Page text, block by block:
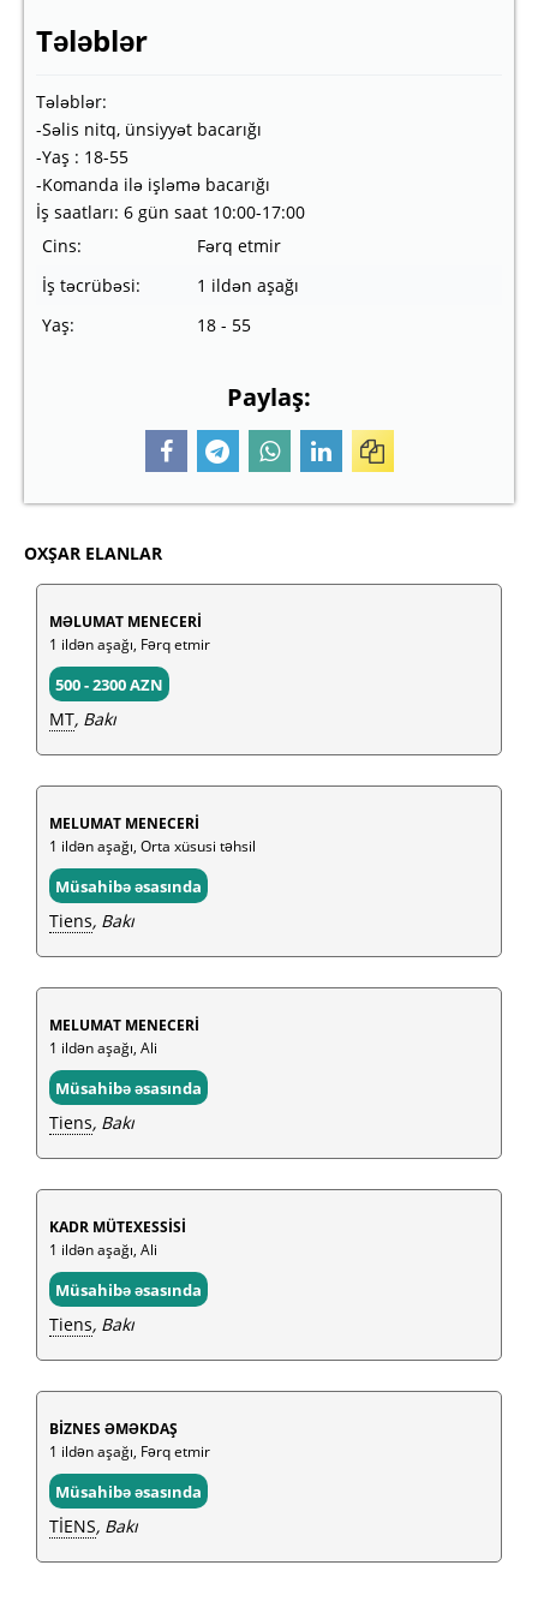
Tələblər
Tələblər:
-Səlis nitq, ünsiyyət bacarığı
-Yaş : 18-55
-Komanda ilə işləmə bacarığı
İş saatları: 6 gün saat 10:00-17:00
Cins:
Fərq etmir
İş təcrübəsi:
1 ildən aşağı
Yaş:
18 - 55
Paylaş:
OXŞAR ELANLAR
MƏLUMAT MENECERİ
1 ildən aşağı, Fərq etmir
500 - 2300 AZN
MT, Bakı
MELUMAT MENECERİ
1 ildən aşağı, Orta xüsusi təhsil
Müsahibə əsasında
Tiens, Bakı
MELUMAT MENECERİ
1 ildən aşağı, Ali
Müsahibə əsasında
Tiens, Bakı
KADR MÜTEXESSİSİ
1 ildən aşağı, Ali
Müsahibə əsasında
Tiens, Bakı
BİZNES ƏMƏKDAŞ
1 ildən aşağı, Fərq etmir
Müsahibə əsasında
TİENS, Bakı